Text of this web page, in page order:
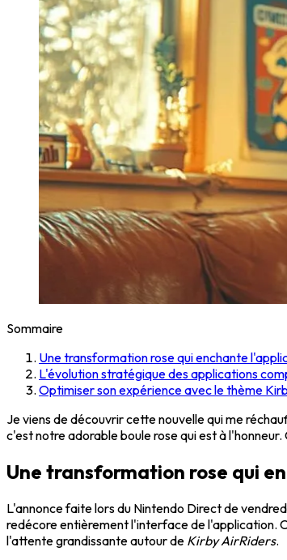
Sommaire
Une transformation rose qui enchante
L'évolution stratégique des applications
Optimiser son expérience avec le thème
Je viens de découvrir cette nouvelle qui me
c'est notre adorable boule rose qui est à
Une transformation rose qui
L'annonce faite lors du Nintendo Direct de
redécore entièrement l'interface de l'application.
l'attente grandissante autour de Kirby AirRiders.